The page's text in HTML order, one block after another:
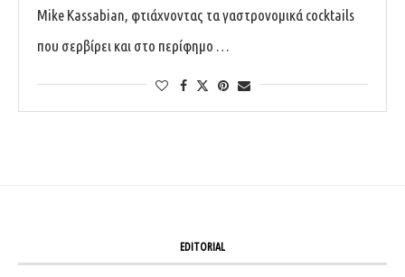
Mike Kassabian, φτιάχνοντας τα γαστρονομικά cocktails
που σερβίρει και στο περίφημο …
EDITORIAL